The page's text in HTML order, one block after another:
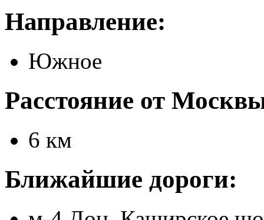
Направление:
Южное
Расстояние от
6 км
Ближайшие дороги: